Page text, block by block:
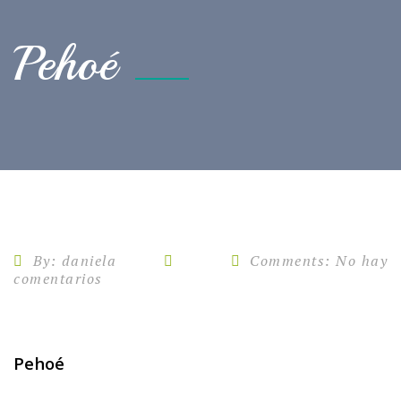
Pehoé
30
May
By: daniela Comments: No hay
comentarios
Pehoé